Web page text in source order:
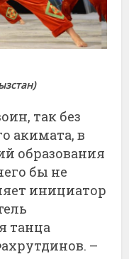
так без
акимата, в
образования
бы не
инициатор
танца
–